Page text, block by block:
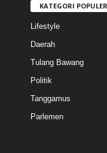
KATEGORI POPULER
Lifestyle
Daerah
Tulang Bawang
Politik
Tanggamus
Parlemen